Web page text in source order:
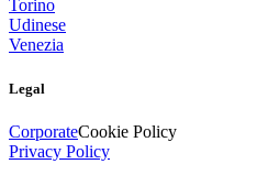
Torino
Udinese
Venezia
Legal
CorporateCookie Policy
Privacy Policy